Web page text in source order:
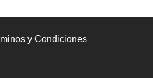
y Condiciones